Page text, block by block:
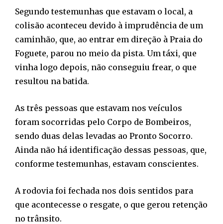
Segundo testemunhas que estavam o local, a
colisão aconteceu devido à imprudência de um
caminhão, que, ao entrar em direção à Praia do
Foguete, parou no meio da pista. Um táxi, que
vinha logo depois, não conseguiu frear, o que
resultou na batida.
As três pessoas que estavam nos veículos
foram socorridas pelo Corpo de Bombeiros,
sendo duas delas levadas ao Pronto Socorro.
Ainda não há identificação dessas pessoas, que,
conforme testemunhas, estavam conscientes.
A rodovia foi fechada nos dois sentidos para
que acontecesse o resgate, o que gerou retenção
no trânsito.